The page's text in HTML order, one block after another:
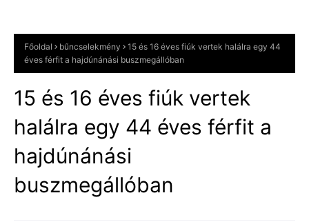
Főoldal bűncselekmény
15 és 16 éves fiúk vertek halálra egy 44
éves férfit a hajdúnánási buszmegállóban
15 és 16 éves fiúk vertek
halálra egy 44 éves férfit a
hajdúnánási
buszmegállóban